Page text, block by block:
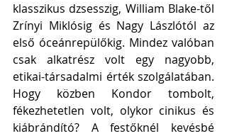
klasszikus dzsesszig, William Blake-től
Zrínyi Miklósig és Nagy Lászlótól az
első óceánrepülőkig. Mindez valóban
csak alkatrész volt egy nagyobb,
etikai-társadalmi érték szolgálatában.
Hogy közben Kondor tombolt,
fékezhetetlen volt, olykor cinikus és
kiábrándító? A festőknél kevésbé